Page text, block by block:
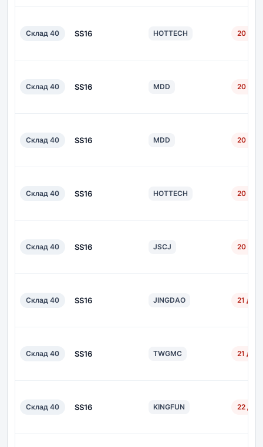
Склад 40 SS16 HOTTECH 20 дн.
Склад 40 SS16 MDD 20 дн.
Склад 40 SS16 MDD 20 дн.
Склад 40 SS16 HOTTECH 20 дн.
Склад 40 SS16 JSCJ 20 дн.
Склад 40 SS16 JINGDAO 21 дн.
Склад 40 SS16 TWGMC 21 дн.
Склад 40 SS16 KINGFUN 22 дн.